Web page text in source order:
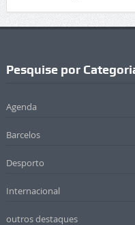
Pesquise por
Agenda
Barcelos
Desporto
Internacional
outros destaques